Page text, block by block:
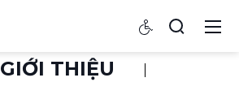
GIỚI THIỆU